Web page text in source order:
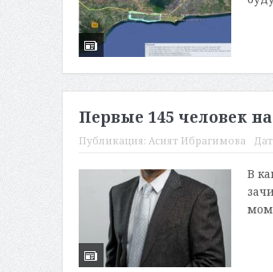
Первые 145 человек
Публикация: Асият Ибрагимова
В